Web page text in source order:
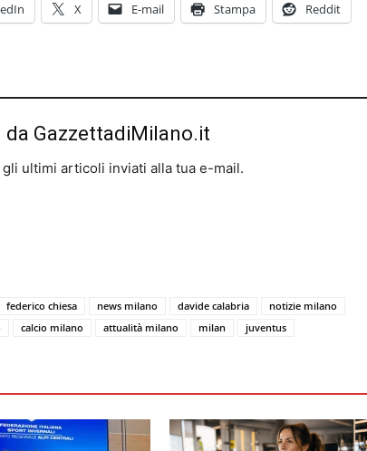
X E-mail Stampa Reddit
da GazzettadiMilano.it
ultimi articoli inviati alla tua e-mail.
federico chiesa news milano davide calabria
notizie milano
calcio milano attualità milano milan juventus